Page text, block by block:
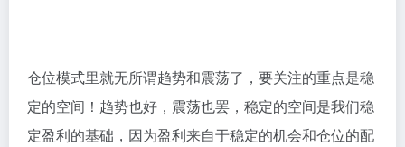
仓位模式里就无所谓趋势和震荡了，要关注的重点是稳
定的空间！趋势也好，震荡也罢，稳定的空间是我们稳
定盈利的基础，因为盈利来自于稳定的机会和仓位的配